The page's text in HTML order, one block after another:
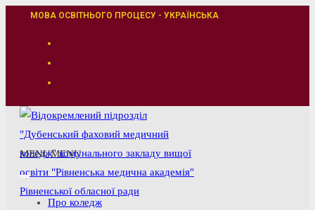
ПерейтиМОВА ОСВІТНЬОГО ПРОЦЕСУ - УКРАЇНСЬКА
MENUMENU
Про коледж